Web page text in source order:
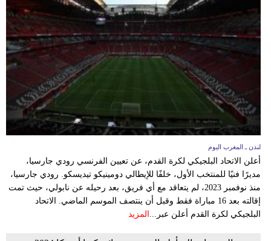
لندن ـ المغرب اليوم
أعلن الاتحاد البلجيكي لكرة القدم، عن تعيين الفرنسي رودي جارسيا،
مديرًا فنيًا للمنتخب الأول، خلفًا للإيطالي دومينيكو تيديسكو. رودي جارسيا،
منذ نوفمبر 2023، لم يتعاقد مع أي فريق، بعد رحيله عن نابولي، حيث تمت
إقالته بعد 16 مباراة فقط وقبل أن ينتصف الموسم الماضي. الاتحاد
البلجيكي لكرة القدم أعلن عبر... المزيد